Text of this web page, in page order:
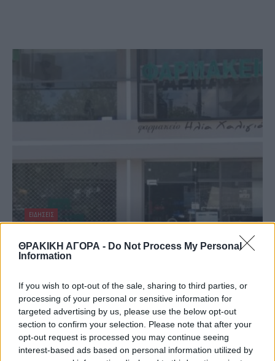
ΘΡΑΚΙΚΗ ΑΓΟΡΑ - Do Not Process My Personal
Information
If you wish to opt-out of the sale, sharing to third parties, or
processing of your personal or sensitive information for
targeted advertising by us, please use the below opt-out
section to confirm your selection. Please note that after your
opt-out request is processed you may continue seeing
interest-based ads based on personal information utilized by
ΕΙΔΗΣΕΙΣ
3 Αυγούστου, 2026